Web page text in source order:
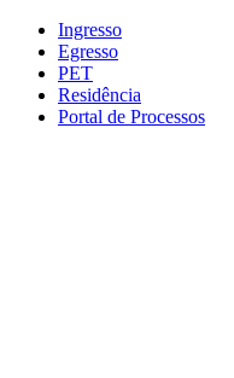
Conteúdo principal
Ingresso
Egresso
PET
Residência
Portal de Processos